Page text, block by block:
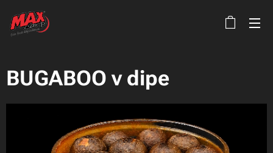
BUGABOO v dipe